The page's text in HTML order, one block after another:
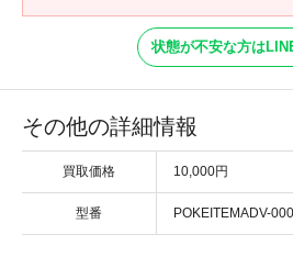
状態が不安な方は
その他の詳細情報
買取価格 10,000円
型番 POKEITEMADV-